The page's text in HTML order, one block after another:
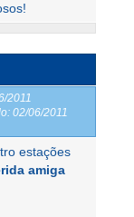
2011
02/06/2011
estações
amiga